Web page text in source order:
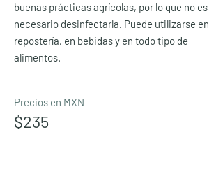
buenas prácticas agrícolas, por lo que no es
necesario desinfectarla. Puede utilizarse en
repostería, en bebidas y en todo tipo de
alimentos.
Precios en MXN
$235